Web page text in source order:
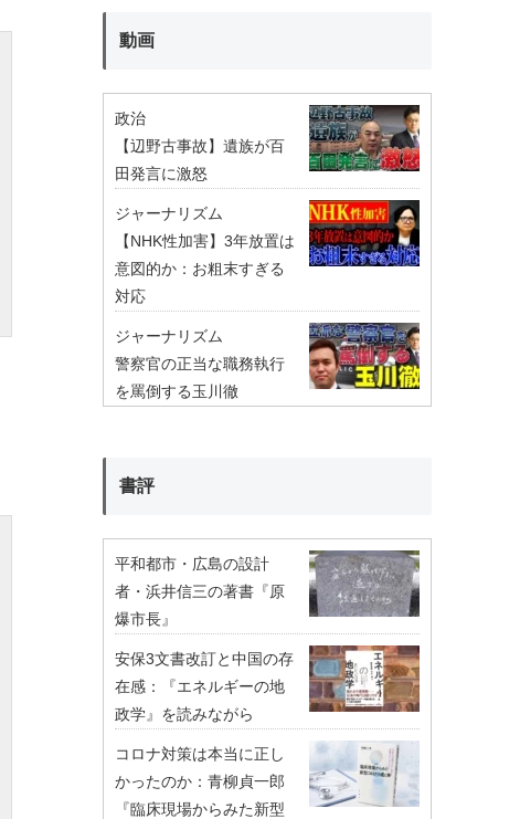
動画
政治
【辺野古事故】遺族が百
田発言に激怒
ジャーナリズム
【NHK性加害】3年放置は
意図的か：お粗末すぎる
対応
ジャーナリズム
警察官の正当な職務執行
を罵倒する玉川徹
書評
平和都市・広島の設計
者・浜井信三の著書『原
爆市長』
安保3文書改訂と中国の存
在感：『エネルギーの地
政学』を読みながら
コロナ対策は本当に正し
かったのか：青柳貞一郎
『臨床現場からみた新型